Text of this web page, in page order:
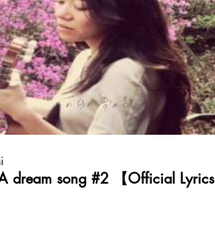
dream song #2 【Official Lyrics